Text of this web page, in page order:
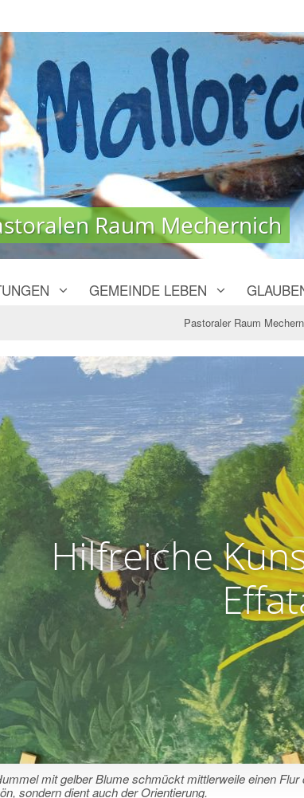
Raum Mechernich
Raum Mechernich
GEMEINDE LEBEN
Pastoraler Raum
Hilfreiche
mit gelber Blume schmückt mittlerweile einen
sondern dient auch der Orientierung.